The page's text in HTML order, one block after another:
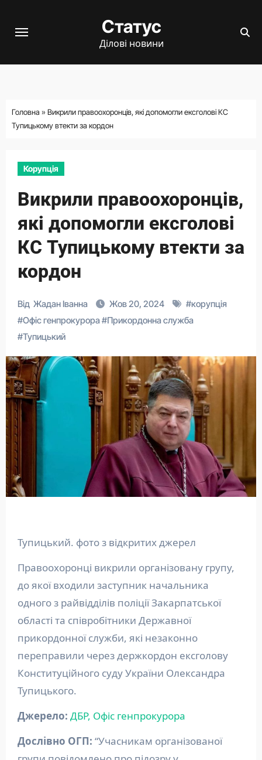
Статус
Ділові новини
Головна » Викрили правоохоронців, які допомогли ексголові КС
Тупицькому втекти за кордон
Корупція
Викрили правоохоронців,
які допомогли ексголові
КС Тупицькому втекти за
кордон
Від Жадан Іванна Жов 20, 2024 #корупція
#Офіс генпрокурора#Прикордонна служба
#Тупицький
Тупицький. фото з відкритих джерел
Правоохоронці викрили організовану групу,
до якої входили заступник начальника
одного з райвідділів поліції Закарпатської
області та співробітники Державної
прикордонної служби, які незаконно
переправили через держкордон ексголову
Конституційного суду України Олександра
Тупицького.
Джерело: ДБР, Офіс генпрокурора
Дослівно ОГП: “Учасникам організованої